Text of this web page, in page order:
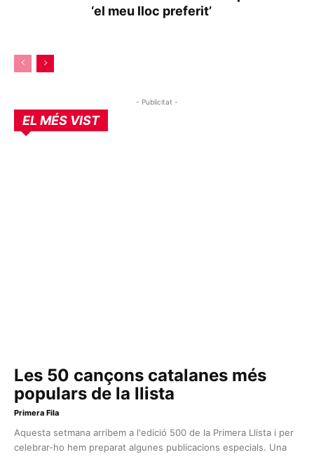
‘el meu lloc preferit’
- Publicitat -
EL MÉS VIST
Les 50 cançons catalanes més
populars de la llista
Primera Fila
Aquesta setmana arribem a l'edició 500 de la Primera Llista i per
celebrar-ho hem preparat algunes publicacions especials. Una